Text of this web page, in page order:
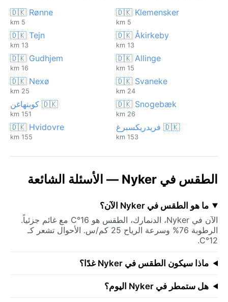
🇩🇰 Klemensker
5 km
🇩🇰 Rønne
5 km
🇩🇰 Åkirkeby
13 km
🇩🇰 Tejn
13 km
🇩🇰 Allinge
15 km
🇩🇰 Gudhjem
16 km
🇩🇰 Svaneke
24 km
🇩🇰 Nexø
25 km
🇩🇰 Snogebæk
26 km
🇩🇰 كوبنهاغن
151 km
🇩🇰 فريدريكسبرغ
153 km
🇩🇰 Hvidovre
155 km
الطقس في Nyker — الأسئلة الشائعة
ما هو الطقس في Nyker الآن؟
الآن في Nyker، الدنمارك، الطقس هو 16°C مع غائم جزئياً.
الرطوبة 76% وسرعة الرياح 25 كم/س. الأحوال تشعر كـ
12°C.
ماذا سيكون الطقس في Nyker غدًا؟
هل ستمطر في Nyker اليوم؟